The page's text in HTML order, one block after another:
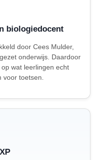
biologiedocent
door Cees Mulder,
onderwijs. Daardoor
wat leerlingen echt
voor toetsen.